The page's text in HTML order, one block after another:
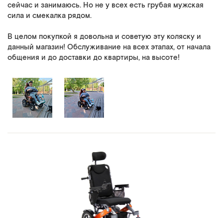
сейчас и занимаюсь. Но не у всех есть грубая мужская
сила и смекалка рядом.
В целом покупкой я довольна и советую эту коляску и
данный магазин! Обслуживание на всех этапах, от начала
общения и до доставки до квартиры, на высоте!